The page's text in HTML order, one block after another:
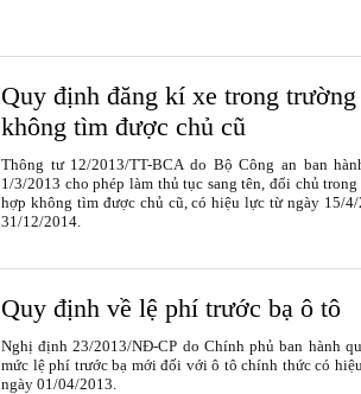
Quy định đăng kí xe trong
không tìm được chủ cũ
Thông tư 12/2013/TT-BCA do Bộ Công an ban
1/3/2013 cho phép làm thủ tục sang tên, đổi chủ
hợp không tìm được chủ cũ, có hiệu lực từ ngày 15/
31/12/2014.
Quy định về lệ phí trước bạ ô tô
Nghị định 23/2013/NĐ-CP do Chính phủ ban hành
mức lệ phí trước bạ mới đối với ô tô chính thức có
ngày 01/04/2013.